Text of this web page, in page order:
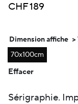
CHF189
Dimension affiche
70x100cm
Effacer
Sérigraphie.